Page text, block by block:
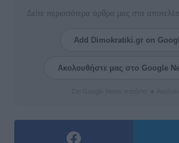
Δείτε περισσότερα άρθρα μας στα
Add Dimokratiki.gr on
Ακολουθήστε μας στο Google